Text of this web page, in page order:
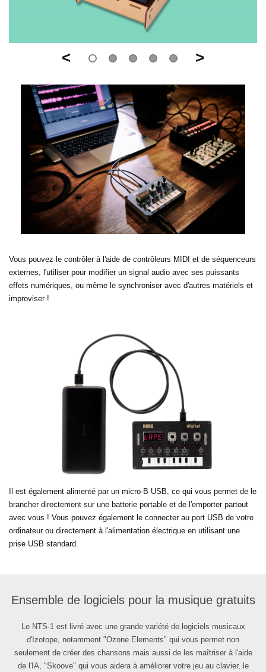
< >
Vous pouvez le contrôler à l'aide de contrôleurs MIDI et de séquenceurs
externes, l'utiliser pour modifier un signal audio avec ses puissants
effets numériques, ou même le synchroniser avec d'autres matériels et
improviser !
Il est également alimenté par un micro-B USB, ce qui vous permet de le
brancher directement sur une batterie portable et de l'emporter partout
avec vous ! Vous pouvez également le connecter au port USB de votre
ordinateur ou directement à l'alimentation électrique en utilisant une
prise USB standard.
Ensemble de logiciels pour la musique gratuits
Le NTS-1 est livré avec une grande variété de logiciels musicaux
d'Izotope, notamment "Ozone Elements" qui vous permet non
seulement de créer des chansons mais aussi de les maîtriser à l'aide
de l'IA, "Skoove" qui vous aidera à améliorer votre jeu au clavier, le